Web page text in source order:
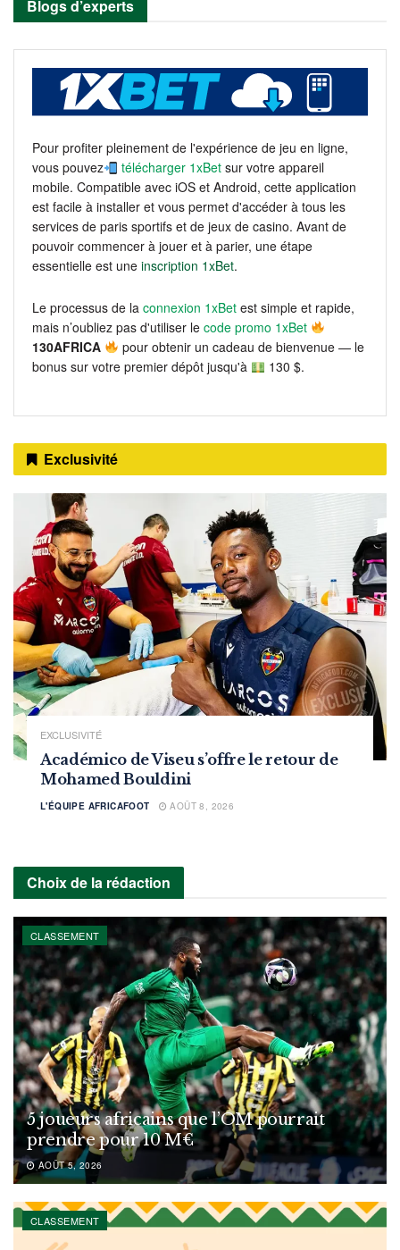
Blogs d’experts
Pour profiter pleinement de l'expérience de jeu en ligne,
vous pouvez
télécharger 1xBet sur votre appareil
mobile. Compatible avec iOS et Android, cette application
est facile à installer et vous permet d'accéder à tous les
services de paris sportifs et de jeux de casino. Avant de
pouvoir commencer à jouer et à parier, une étape
essentielle est une inscription 1xBet.
Le processus de la connexion 1xBet est simple et rapide,
mais n’oubliez pas d'utiliser le code promo 1xBet
130AFRICA
pour obtenir un cadeau de bienvenue — le
bonus sur votre premier dépôt jusqu'à
130 $.
Exclusivité
EXCLUSIVITÉ
Académico de Viseu s’offre le retour de
Mohamed Bouldini
L'ÉQUIPE AFRICAFOOT AOÛT 8, 2026
Choix de la rédaction
CLASSEMENT
5 joueurs africains que l’OM pourrait
prendre pour 10 M€
AOÛT 5, 2026
CLASSEMENT